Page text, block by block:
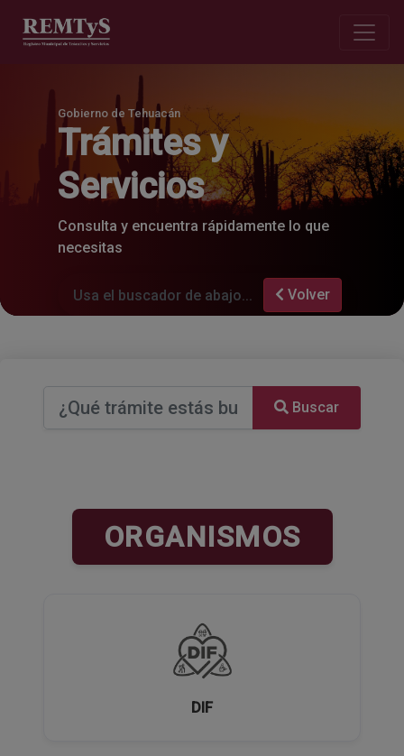
Gobierno de Tehuacán
Trámites y
Servicios
Consulta y encuentra rápidamente lo que
necesitas
Volver
Buscar
ORGANISMOS
DIF